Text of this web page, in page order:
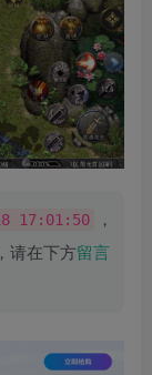
17:01:50
，
请在下方留言